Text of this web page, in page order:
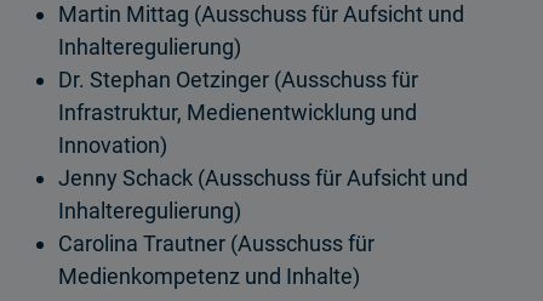
Martin Mittag (Ausschuss für Aufsicht und
Inhalteregulierung)
Dr. Stephan Oetzinger (Ausschuss für
Infrastruktur, Medienentwicklung und
Innovation)
Jenny Schack (Ausschuss für Aufsicht und
Inhalteregulierung)
Carolina Trautner (Ausschuss für
Medienkompetenz und Inhalte)